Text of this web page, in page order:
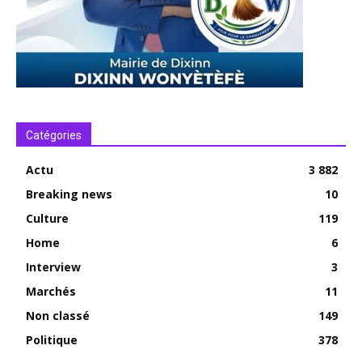
Catégories
Actu
3 882
Breaking news
10
Culture
119
Home
6
Interview
3
Marchés
11
Non classé
149
Politique
378